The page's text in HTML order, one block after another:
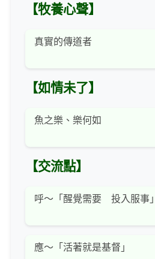
【牧養心聲】
真實的傳道者
【如情未了】
魚之樂、樂何如
【交流點】
呼～「醒覺需要 投入服事」
應～「活著就是基督」